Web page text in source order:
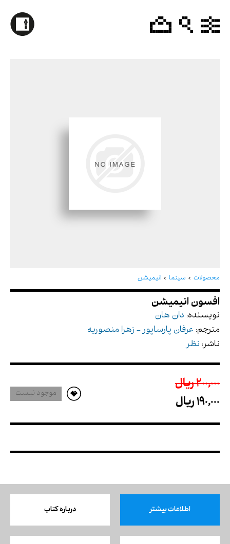
محصولات سینما انیمیشن
نویسنده: دان هان
مترجم: عرفان پارساپور - زهرا منصوریه
ناشر: نظر
200,000 ريال
190,000 ريال
موجود نیست
اطلاعات بیشتر درباره کتاب